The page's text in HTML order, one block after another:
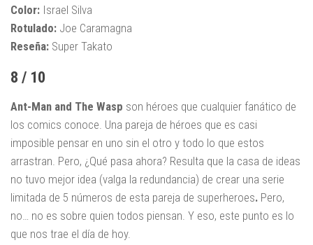
Color: Israel Silva
Rotulado: Joe Caramagna
Reseña: Super Takato
8 / 10
Ant-Man and The Wasp son héroes que cualquier fanático de
los comics conoce. Una pareja de héroes que es casi
imposible pensar en uno sin el otro y todo lo que estos
arrastran. Pero, ¿Qué pasa ahora? Resulta que la casa de ideas
no tuvo mejor idea (valga la redundancia) de crear una serie
limitada de 5 números de esta pareja de superheroes. Pero,
no… no es sobre quien todos piensan. Y eso, este punto es lo
que nos trae el día de hoy.